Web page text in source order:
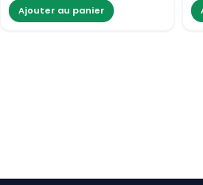
Ajouter au panier